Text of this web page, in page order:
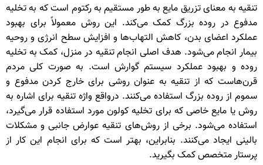
تنقیه به معنای تزریق مایع به طور مستقیم به رکتوم است که به تخلیه
مدفوع در روده بزرگ کمک می‌کند. این روش معمولاً برای بهبود
عملکرد اعضای بدن، کاهش التهاب‌ها و افزایش سطح انرژی و روحیه
بیمار انجام می‌شود. هدف اصلی انجام تنقیه در منزل، کمک به تخلیه
روده و بهبود عملکرد سیستم گوارش است. به صورت کلی مردم
قرن‌هاست که از تنقیه به عنوان روشی برای خارج کردن مدفوع و
سموم از روده بزرگ استفاده می‌کنند. درواقع واژه تنقیه برای اشاره به
روش یا مایع خاصی که برای تخلیه کولون مورد استفاده قرار می‌گیرد،
استفاده می‌شود. برخی از روش‌های تنقیه عوارض جانبی و مشکلات
بالینی ایجاد می‌کنند. بنابراین، بهتر است که برای انجام این کار از
پرستار متخصص کمک بگیرید.